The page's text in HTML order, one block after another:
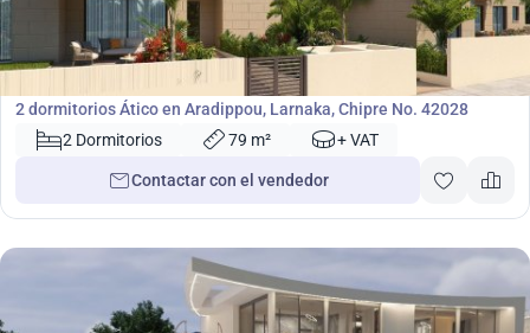
275 000
Ático
2 dormitorios Ático en Aradippou, Larnaka, Chipre No. 42028
2 Dormitorios
79 m² + VAT
Contactar con el vendedor